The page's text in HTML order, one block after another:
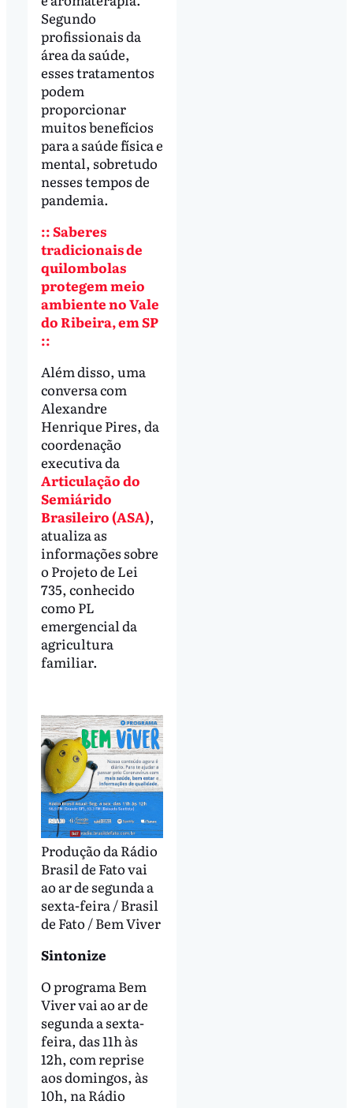
Segundo
profissionais da
área da saúde,
esses tratamentos
podem
proporcionar
muitos benefícios
para a saúde física e
mental, sobretudo
nesses tempos de
pandemia.
:: Saberes
tradicionais de
quilombolas
protegem meio
ambiente no Vale
do Ribeira, em SP
::
Além disso, uma
conversa com
Alexandre
Henrique Pires, da
coordenação
executiva da
Articulação do
Semiárido
Brasileiro (ASA),
atualiza as
informações sobre
o Projeto de Lei
735, conhecido
como PL
emergencial da
agricultura
familiar.
Produção da Rádio
Brasil de Fato vai
ao ar de segunda a
sexta-feira / Brasil
de Fato / Bem Viver
Sintonize
O programa Bem
Viver vai ao ar de
segunda a sexta-
feira, das 11h às
12h, com reprise
aos domingos, às
10h, na Rádio